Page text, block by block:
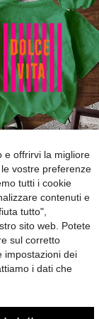
Magazzino EU EMERY ROSE Maglietta a maniche corte da donna con scollo rotondo, stampa a righe e lettera, alla moda e versatile
lavorativi
e offrirvi la migliore
vostre preferenze
tutti i cookie
contenuti e
tutto",
sito web. Potete
sul corretto
impostazioni dei
i dati che